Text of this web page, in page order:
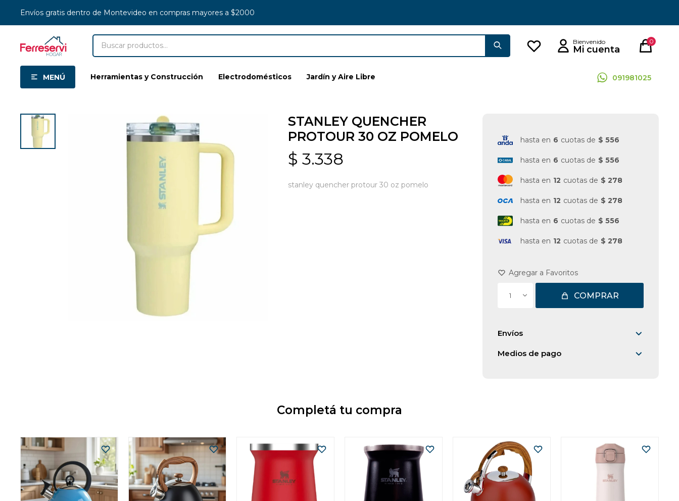
MENÚ Herramientas y Construcción Electrodomésticos Jardín y Aire Libre 091981025
0
Envíos gratis dentro de Montevideo en compras mayores a $2000
STANLEY QUENCHER
PROTOUR 30 OZ POMELO
$ 3.338
stanley quencher protour 30 oz pomelo
hasta en 6 cuotas de $ 556
hasta en 6 cuotas de $ 556
hasta en 12 cuotas de $ 278
hasta en 12 cuotas de $ 278
hasta en 6 cuotas de $ 556
hasta en 12 cuotas de $ 278
1 COMPRAR
Envíos
Medios de pago
Completá tu compra